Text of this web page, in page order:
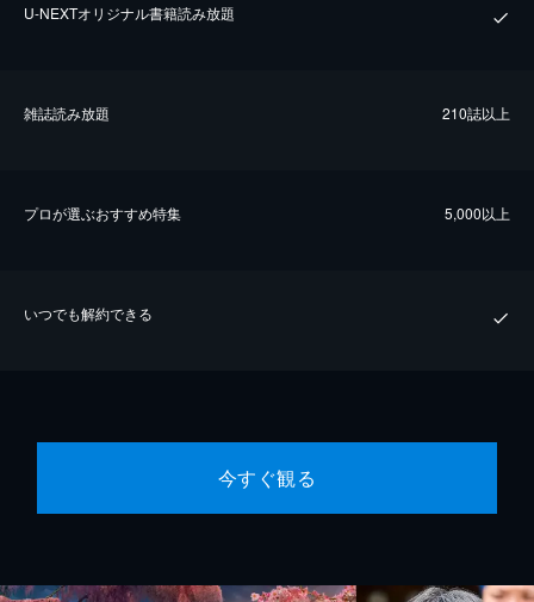
U-NEXTオリジナル書籍読み放題
雑誌読み放題 210誌以上
プロが選ぶおすすめ特集 5,000以上
いつでも解約できる
今すぐ観る